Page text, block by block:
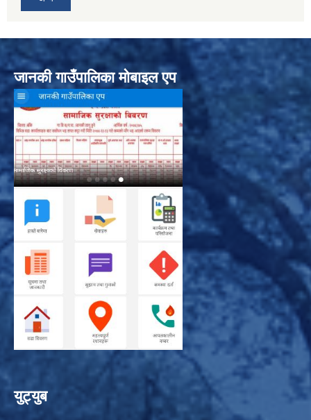
जानकी गाउँपालिका मोबाइल एप
युट्युब